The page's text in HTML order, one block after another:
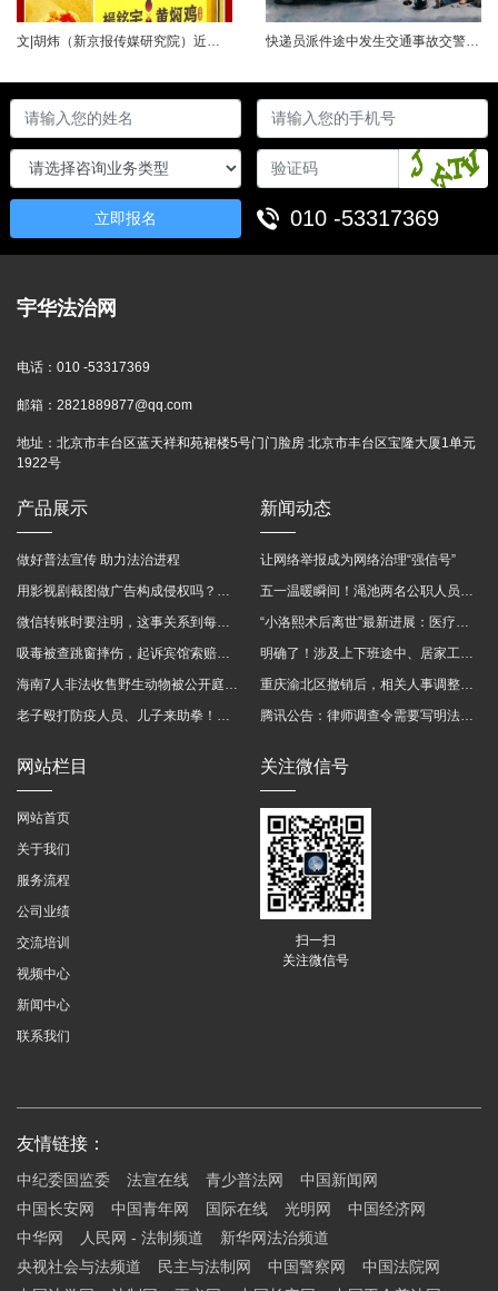
文|胡炜（新京报传媒研究院）近日，《经济参考报》的一篇关于婴幼儿纸尿裤的调查报道引爆舆论。涉事品牌、检测机构、行业协会先后发声，各方说法相互矛盾，公众焦虑情绪持续发酵。当事件陷入“罗生门”时，有一种声音悄然流传：媒体盯着问题不放，是在刻意挑刺，就是“找茬”。真是这样吗？中国行业报协会于6月23日公开发声，明确支持《经济参考报》的舆论监督行为，并呼吁社会各界支持媒体监督，推动行业规范与治理升级。 0...... 快递员派件途中发生交通事故交警部门认定全责公司赔付93万余元后一纸诉状向快递员全额追偿交通事故全责是否等同于法律上的重大过失用人单位赔付后能否向员工追偿基本案情快递员张某与某服务外包有限公司存在劳动关系。某日，张某派送快递途经施工路段，现场围挡占据大半道路，张某驾驶快递三轮车紧贴施工围挡行驶，在行驶过程中与对向驾驶二轮摩托车的罗某发生碰撞引发事故，致罗某、卢某受伤及车辆受损，卢某伤情严重。交警部门......
立即报名 010 -53317369
宇华法治网
电话： 010 -53317369
邮箱： 2821889877@qq.com
地址： 北京市丰台区蓝天祥和苑裙楼5号门门脸房 北京市丰台区宝隆大厦1单元
1922号
产品展示
做好普法宣传 助力法治进程
用影视剧截图做广告构成侵权吗？法院这样判
微信转账时要注明，这事关系到每个人……
吸毒被查跳窗摔伤，起诉宾馆索赔，法院这样判！
海南7人非法收售野生动物被公开庭审 涉案金额2100多万
老子殴打防疫人员、儿子来助拳！均被判刑
新闻动态
让网络举报成为网络治理“强信号”
五一温暖瞬间！渑池两名公职人员，路遇车祸挺身而出
“小洛熙术后离世”最新进展：医疗事故鉴定已启动
明确了！涉及上下班途中、居家工作等，这些情形可认定工伤→
重庆渝北区撤销后，相关人事调整再披露
腾讯公告：律师调查令需要写明法官手机号，2025年12月31日后施行
网站栏目
网站首页
关于我们
服务流程
公司业绩
交流培训
视频中心
新闻中心
联系我们
关注微信号
扫一扫
关注微信号
友情链接：
中纪委国监委 法宣在线 青少普法网
中国新闻网
中国长安网
中国青年网 国际在线 光明网
中国经济网
中华网
人民网 - 法制频道
新华网法治频道
央视社会与法频道
民主与法制网 中国警察网
中国法院网